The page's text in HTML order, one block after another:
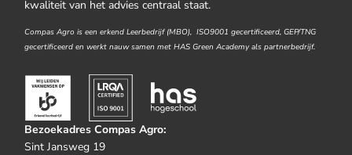
kwaliteit van het advies centraal staat.
Compas Agro is een erkend Leerbedrijf (MBO), ISO9001 gecertificeerd, GEP/TNG
gecertificeerd en werkt nauw samen met HAS Green Academy als partnerbedrijf.
Bezoekadres Compas Agro:
Sint Jansweg 19